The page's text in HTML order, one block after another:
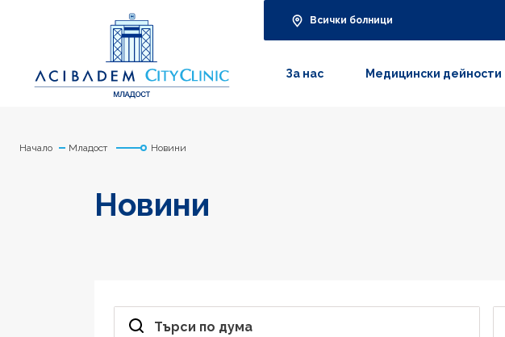
Всички болници
За нас Медицински дейности
Начало Младост Новини
Новини
Търси по дума